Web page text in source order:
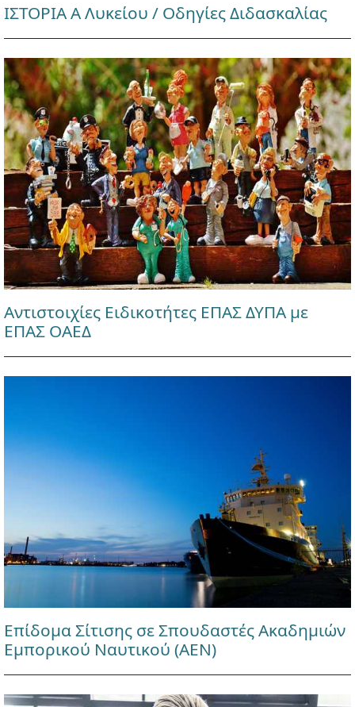
ΙΣΤΟΡΙΑ Α Λυκείου / Οδηγίες Διδασκαλίας
Αντιστοιχίες Ειδικοτήτες ΕΠΑΣ ΔΥΠΑ με
ΕΠΑΣ ΟΑΕΔ
Επίδομα Σίτισης σε Σπουδαστές Ακαδημιών
Εμπορικού Ναυτικού (ΑΕΝ)